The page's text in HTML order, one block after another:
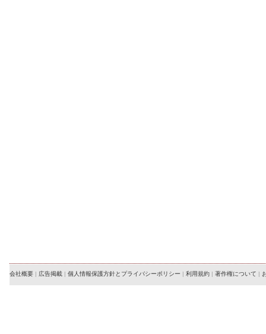
会社概要 | 広告掲載 | 個人情報保護方針とプライバシーポリシー | 利用規約 | 著作権について |